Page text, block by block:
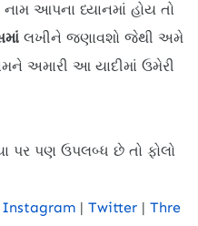
આપના ધ્યાનમાં હોય તો
લખીને જણાવશો જેથી અમે
અમારી આ યાદીમાં ઉમેરી
પર પણ ઉપલબ્ધ છે તો ફોલો
Instagram | Twitter | Thre